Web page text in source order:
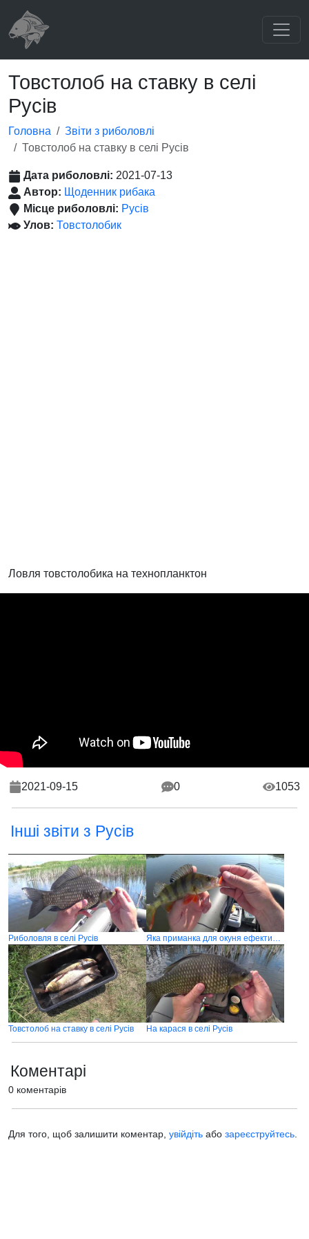
Товстолоб на ставку в селі
Русів
Головна
Звіти з риболовлі
Товстолоб на ставку в селі Русів
Дата риболовлі: 2021-07-13
Автор: Щоденник рибака
Місце риболовлі: Русів
Улов: Товстолобик
Ловля товстолобика на технопланктон
2021-09-15 0 1053
Інші звіти з Русів
Риболовля в селі Русів Яка приманка для окуня ефективніша?
Товстолоб на ставку в селі Русів На карася в селі Русів
Коментарі
0 коментарів
Для того, щоб залишити коментар, увійдіть або зареєструйтесь